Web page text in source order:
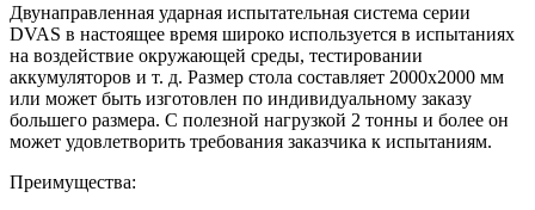
Двунаправленная ударная испытательная система серии
DVAS в настоящее время широко используется в испытаниях
на воздействие окружающей среды, тестировании
аккумуляторов и т. д. Размер стола составляет 2000x2000 мм
или может быть изготовлен по индивидуальному заказу
большего размера. С полезной нагрузкой 2 тонны и более он
может удовлетворить требования заказчика к испытаниям.
Преимущества: